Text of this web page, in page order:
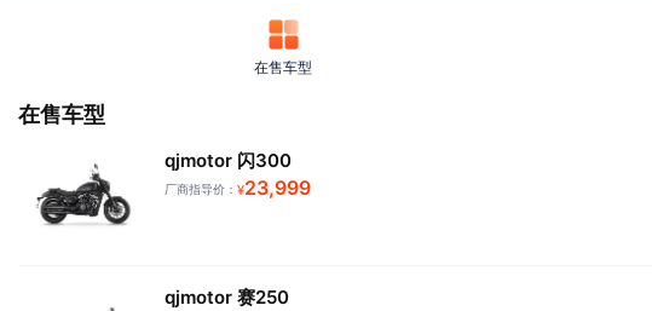
在售车型
在售车型
qjmotor 闪300
厂商指导价： ¥23,999
qjmotor 赛250